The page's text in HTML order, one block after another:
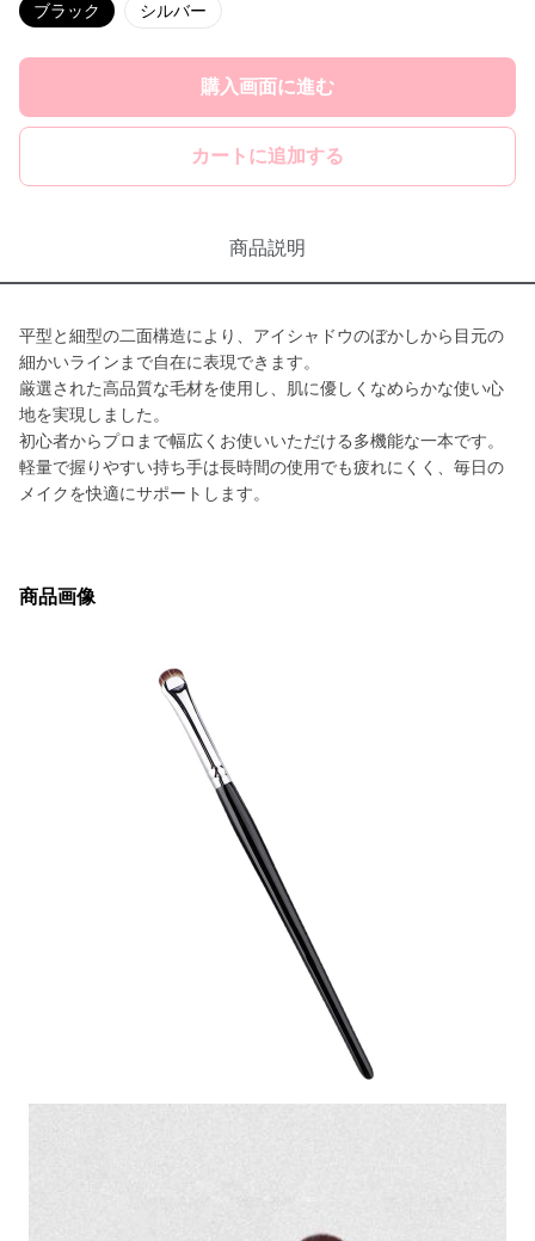
ブラック シルバー
購入画面に進む
カートに追加する
商品説明
平型と細型の二面構造により、アイシャドウのぼかしから目元の
細かいラインまで自在に表現できます。
厳選された高品質な毛材を使用し、肌に優しくなめらかな使い心
地を実現しました。
初心者からプロまで幅広くお使いいただける多機能な一本です。
軽量で握りやすい持ち手は長時間の使用でも疲れにくく、毎日の
メイクを快適にサポートします。
商品画像